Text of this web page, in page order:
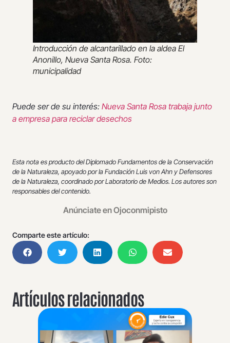
Introducción de alcantarillado en la aldea El
Anonillo, Nueva Santa Rosa. Foto:
municipalidad
Puede ser de su interés: Nueva Santa Rosa trabaja junto
a empresa para reciclar desechos
Esta nota es producto del Diplomado Fundamentos de la Conservación
de la Naturaleza, apoyado por la Fundación Luis von Ahn y Defensores
de la Naturaleza, coordinado por Laboratorio de Medios. Los autores son
responsables del contenido.
Anúnciate en Ojoconmipisto
Comparte este artículo:
Artículos relacionados